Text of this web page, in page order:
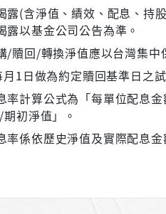
露(含淨值、績效、配息、持
露以基金公司公告為準。
/贖回/轉換淨值應以台灣集
1日做為約定贖回基準日之試
率計算公式為「每單位配息
初淨值」。
率係依歷史淨值及實際配息